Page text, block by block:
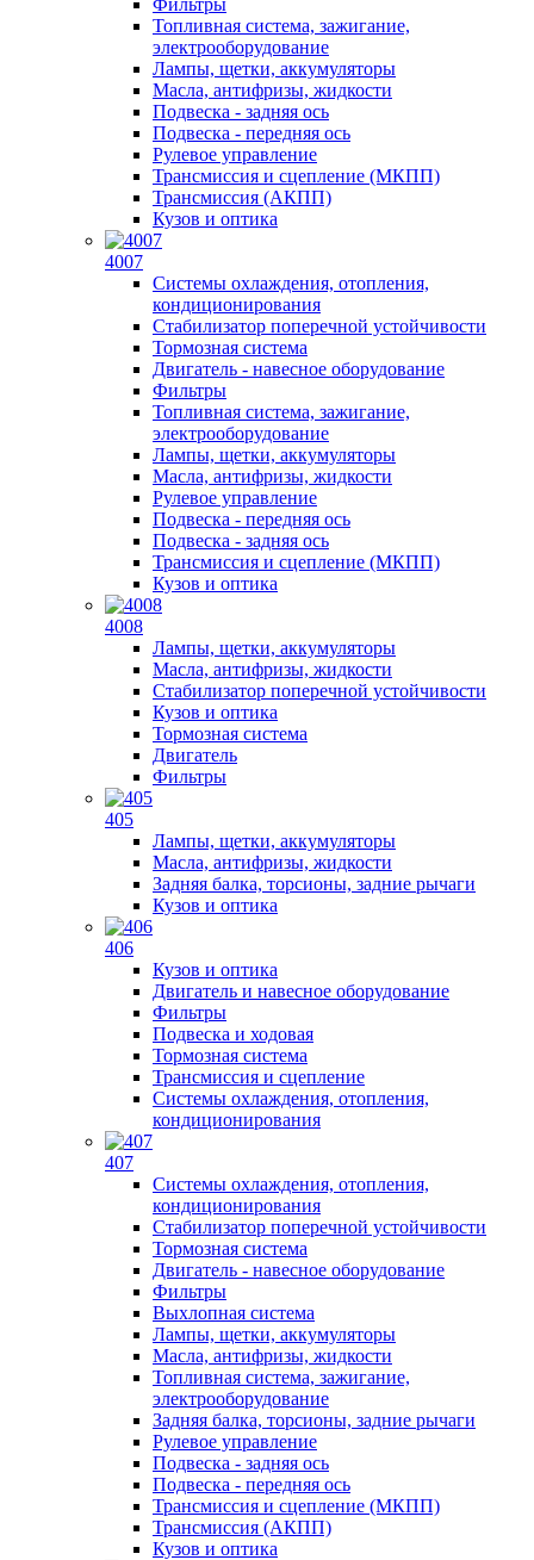
Топливная система, зажигание,
электрооборудование
Лампы, щетки, аккумуляторы
Масла, антифризы, жидкости
Подвеска - задняя ось
Подвеска - передняя ось
Рулевое управление
Трансмиссия и сцепление (МКПП)
Трансмиссия (АКПП)
Кузов и оптика
4007
Системы охлаждения, отопления,
кондиционирования
Стабилизатор поперечной устойчивости
Тормозная система
Двигатель - навесное оборудование
Фильтры
Топливная система, зажигание,
электрооборудование
Лампы, щетки, аккумуляторы
Масла, антифризы, жидкости
Рулевое управление
Подвеска - передняя ось
Подвеска - задняя ось
Трансмиссия и сцепление (МКПП)
Кузов и оптика
4008
Лампы, щетки, аккумуляторы
Масла, антифризы, жидкости
Стабилизатор поперечной устойчивости
Кузов и оптика
Тормозная система
Двигатель
Фильтры
405
Лампы, щетки, аккумуляторы
Масла, антифризы, жидкости
Задняя балка, торсионы, задние рычаги
Кузов и оптика
406
Кузов и оптика
Двигатель и навесное оборудование
Фильтры
Подвеска и ходовая
Тормозная система
Трансмиссия и сцепление
Системы охлаждения, отопления,
кондиционирования
407
Системы охлаждения, отопления,
кондиционирования
Стабилизатор поперечной устойчивости
Тормозная система
Двигатель - навесное оборудование
Фильтры
Выхлопная система
Лампы, щетки, аккумуляторы
Масла, антифризы, жидкости
Топливная система, зажигание,
электрооборудование
Задняя балка, торсионы, задние рычаги
Рулевое управление
Подвеска - задняя ось
Подвеска - передняя ось
Трансмиссия и сцепление (МКПП)
Трансмиссия (АКПП)
Кузов и оптика